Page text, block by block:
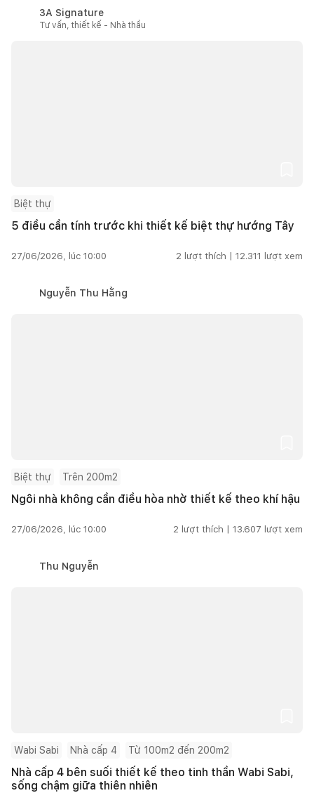
3A Signature
Tư vấn, thiết kế - Nhà thầu
Biệt thự
5 điều cần tính trước khi thiết kế biệt thự hướng Tây
27/06/2026, lúc 10:00 2 lượt thích | 12.311 lượt xem
Nguyễn Thu Hằng
Biệt thự Trên 200m2
Ngôi nhà không cần điều hòa nhờ thiết kế theo khí hậu
27/06/2026, lúc 10:00 2 lượt thích | 13.607 lượt xem
Thu Nguyễn
Wabi Sabi Nhà cấp 4 Từ 100m2 đến 200m2
Nhà cấp 4 bên suối thiết kế theo tinh thần Wabi Sabi,
sống chậm giữa thiên nhiên